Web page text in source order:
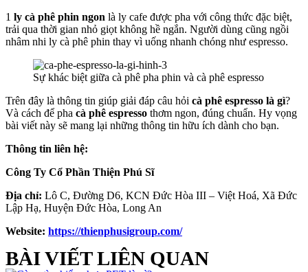
1 ly cà phê phin ngon là ly cafe được pha với công thức đặc biệt,
trải qua thời gian nhỏ giọt không hề ngắn. Người dùng cũng ngồi
nhâm nhi ly cà phê phin thay vì uống nhanh chóng như espresso.
Sự khác biệt giữa cà phê pha phin và cà phê espresso
Trên đây là thông tin giúp giải đáp câu hỏi cà phê espresso là gì?
Và cách để pha cà phê espresso thơm ngon, đúng chuẩn. Hy vọng
bài viết này sẽ mang lại những thông tin hữu ích dành cho bạn.
Thông tin liên hệ:
Công Ty Cổ Phần Thiện Phú Sĩ
Địa chỉ: Lô C, Đường D6, KCN Đức Hòa III – Việt Hoá, Xã Đức
Lập Hạ, Huyện Đức Hòa, Long An
Website: https://thienphusigroup.com/
BÀI VIẾT LIÊN QUAN